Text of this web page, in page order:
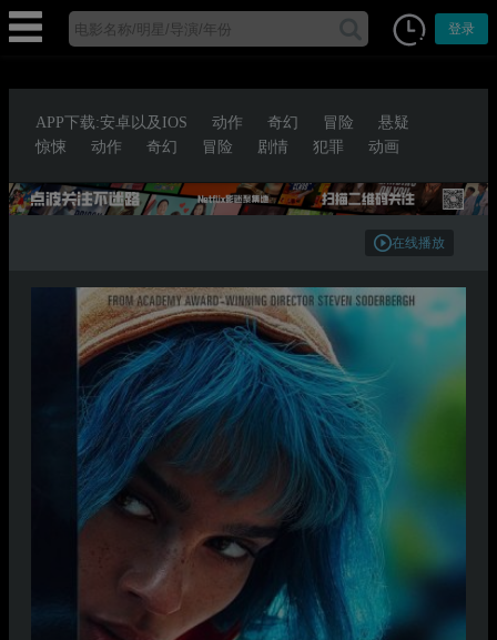
登录
APP下载:安卓以及IOS 动作 奇幻 冒险
悬疑
惊悚
动作 奇幻 冒险 剧情 犯罪 动画
在线播放